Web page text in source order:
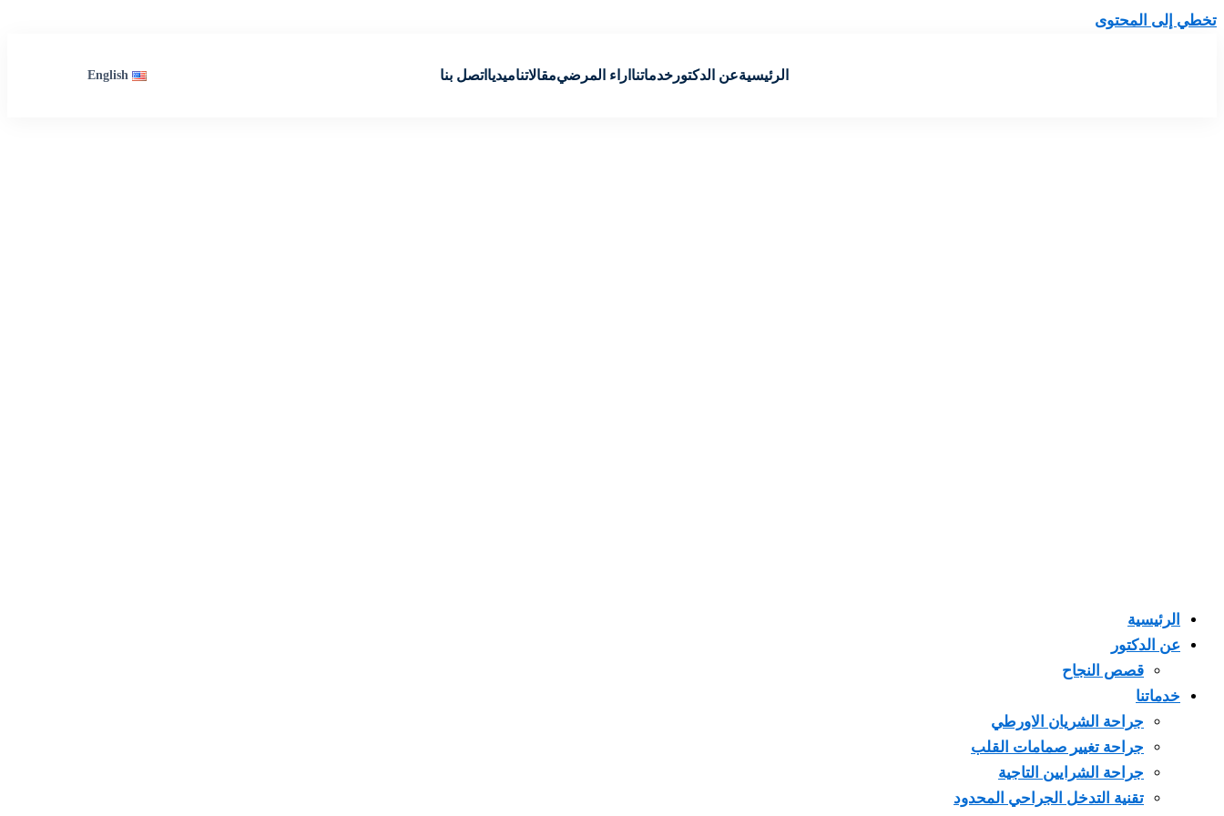
تخطي إلى المحتوى
الرئيسيةعن الدكتور خدماتنا اراء المرضيمقالاتناميديا اتصل بنا English
الرئيسية
عن الدكتور
قصص النجاح
خدماتنا
جراحة الشريان الاورطي
جراحة تغيير صمامات القلب
جراحة الشرايين التاجية
تقنية التدخل الجراحي المحدود